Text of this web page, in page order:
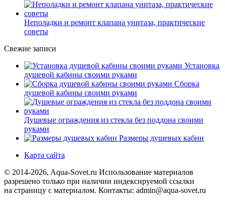
Неполадки и ремонт клапана унитаза, практические
советы
Свежие записи
Установка
душевой кабины своими руками
Сборка
душевой кабины своими руками
Душевые ограждения из стекла без поддона своими
руками
Размеры душевых кабин
Карта сайта
© 2014-2026, Aqua-Sovet.ru Использование материалов
разрешено только при наличии индексируемой ссылки
на страницу с материалом. Контакты: admin@aqua-sovet.ru